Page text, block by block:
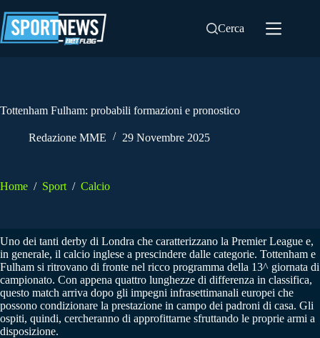
al
contenuto
Cerca
Tottenham Fulham: probabili formazioni e pronostico
Redazione MME 29 Novembre 2025
Home / Sport / Calcio
Uno dei tanti derby di Londra che caratterizzano la Premier League e,
in generale, il calcio inglese a prescindere dalle categorie. Tottenham e
Fulham si ritrovano di fronte nel ricco programma della 13^ giornata di
campionato. Con appena quattro lunghezze di differenza in classifica,
questo match arriva dopo gli impegni infrasettimanali europei che
possono condizionare la prestazione in campo dei padroni di casa. Gli
ospiti, quindi, cercheranno di approfittarne sfruttando le proprie armi a
disposizione.